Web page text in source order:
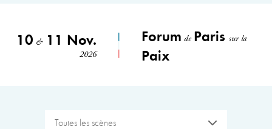
10 &11 Nov.
2026
Forum de Parissur la
Paix
Toutes les scènes